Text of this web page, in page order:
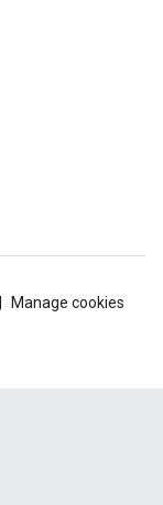
Manage cookies